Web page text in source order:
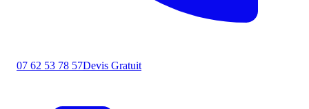
07 62 53 78 57Devis Gratuit